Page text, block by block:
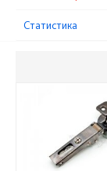
Статистика